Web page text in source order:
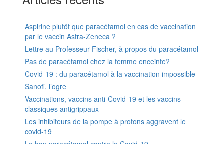
Aspirine plutôt que paracétamol en cas de vaccination
par le vaccin Astra-Zeneca ?
Lettre au Professeur Fischer, à propos du paracétamol
Pas de paracétamol chez la femme enceinte?
Covid-19 : du paracétamol à la vaccination impossible
Sanofi, l’ogre
Vaccinations, vaccins anti-Covid-19 et les vaccins
classiques antigrippaux
Les inhibiteurs de la pompe à protons aggravent le
covid-19